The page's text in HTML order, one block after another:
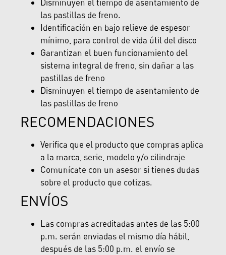
las pastillas de freno.
Identificación en bajo relieve de espesor
mínimo, para control de vida útil del disco
Garantizan el buen funcionamiento del
sistema integral de freno, sin dañar a las
pastillas de freno
Disminuyen el tiempo de asentamiento de
las pastillas de freno
RECOMENDACIONES
Verifica que el producto que compras aplica
a la marca, serie, modelo y/o cilindraje
Comunícate con un asesor si tienes dudas
sobre el producto que cotizas.
ENVÍOS
Las compras acreditadas antes de las 5:00
p.m. serán enviadas el mismo día hábil,
después de las 5:00 p.m. el envío se